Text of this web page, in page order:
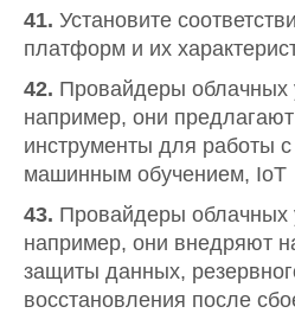
41. Установите
платформ и их
42. Провайдеры
например, они
инструменты для работы
машинным обучением, IoT
43. Провайдеры
например, они внедряют
защиты данных,
восстановления после